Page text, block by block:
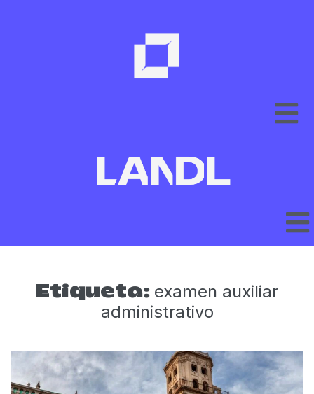
Etiqueta: examen auxiliar
administrativo